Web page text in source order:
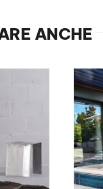
ANCHE